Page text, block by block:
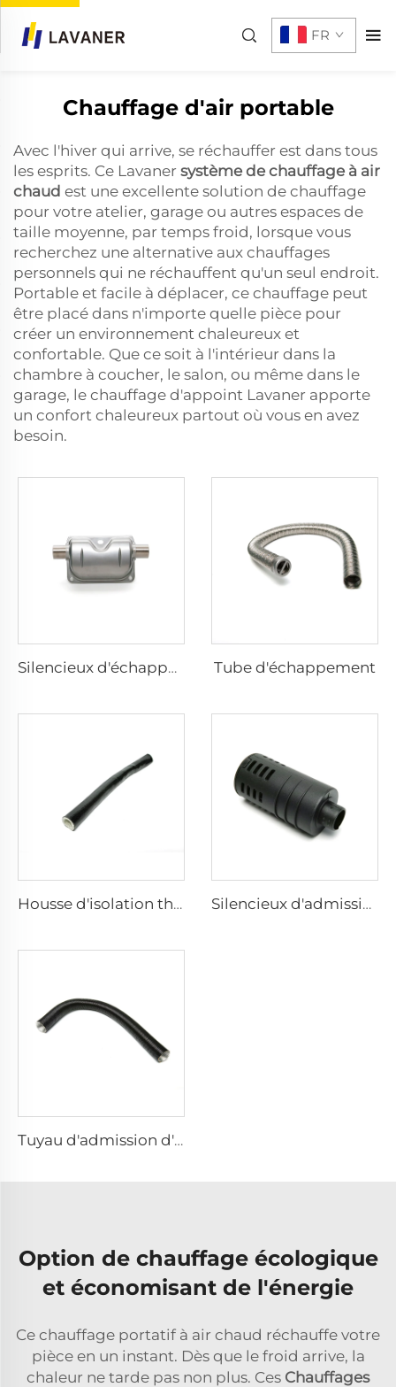
FR
Chauffage d'air portable
Avec l'hiver qui arrive, se réchauffer est dans tous
les esprits. Ce Lavaner système de chauffage à air
chaud est une excellente solution de chauffage
pour votre atelier, garage ou autres espaces de
taille moyenne, par temps froid, lorsque vous
recherchez une alternative aux chauffages
personnels qui ne réchauffent qu'un seul endroit.
Portable et facile à déplacer, ce chauffage peut
être placé dans n'importe quelle pièce pour
créer un environnement chaleureux et
confortable. Que ce soit à l'intérieur dans la
chambre à coucher, le salon, ou même dans le
garage, le chauffage d'appoint Lavaner apporte
un confort chaleureux partout où vous en avez
besoin.
Silencieux d'échappement Tube d'échappement
Housse d'isolation thermique d'échappement Silencieux d'admission d'air
Tuyau d'admission d'air
Option de chauffage écologique
et économisant de l'énergie
Ce chauffage portatif à air chaud réchauffe votre
pièce en un instant. Dès que le froid arrive, la
chaleur ne tarde pas non plus. Ces Chauffages